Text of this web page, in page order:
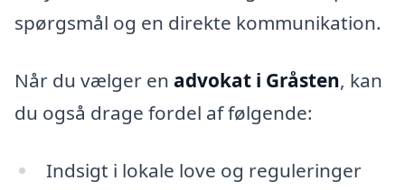
spørgsmål og en direkte kommunikation.
Når du vælger en advokat i Gråsten, kan
du også drage fordel af følgende:
Indsigt i lokale love og reguleringer